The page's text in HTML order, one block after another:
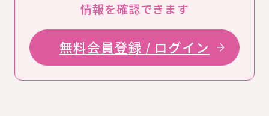
情報を確認できます
無料会員登録 / ログイン